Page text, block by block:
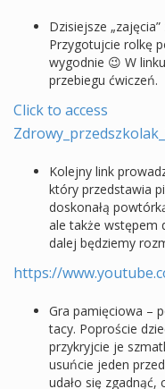
Dzisiejsze
Przygotujcie rolkę
wygodnie 😉 W
przebiegu ćwiczeń.
Click to access
Kolejny link
który przedstawia
doskonałą
ale także wstępem
dalej będziemy
https://
Gra pamięciowa –
tacy. Poproście
przykryjcie je
usuńcie jeden
udało się zgadnąć,